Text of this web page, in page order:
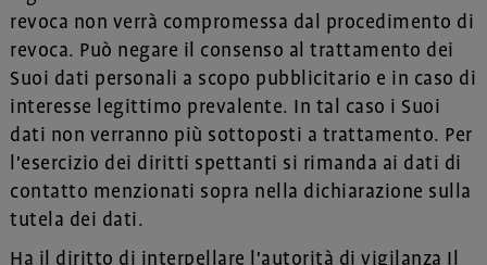
revoca non verrà compromessa dal procedimento di
revoca. Può negare il consenso al trattamento dei
Suoi dati personali a scopo pubblicitario e in caso di
interesse legittimo prevalente. In tal caso i Suoi
dati non verranno più sottoposti a trattamento. Per
l'esercizio dei diritti spettanti si rimanda ai dati di
contatto menzionati sopra nella dichiarazione sulla
tutela dei dati.
Ha il diritto di interpellare l'autorità di vigilanza Il